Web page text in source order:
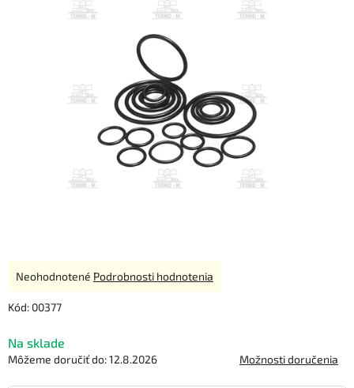
Kód: 00377
Na sklade
Môžeme doručiť do:12.8.2026 Možnosti doručenia
Priemerné
produktu
z
5
Neohodnotené Podrobnosti hodnotenia